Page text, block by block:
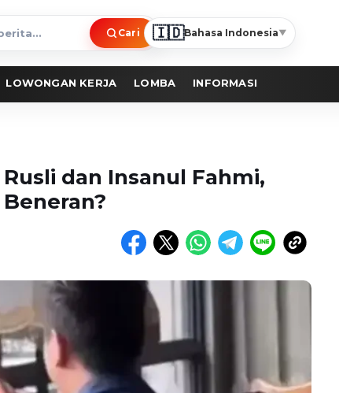
Cari 🇮🇩Bahasa Indonesia▼
LOWONGAN KERJA LOMBA INFORMASI
dan Insanul Fahmi,